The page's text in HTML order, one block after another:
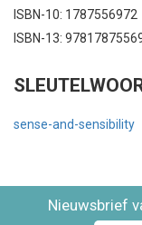
ISBN-10: 1787556972
ISBN-13:
sense-and-sensibility
Nieuwsbrief